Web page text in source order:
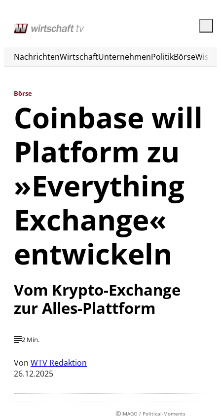
NachrichtenWirtschaftUnternehmenPolitikBörse
Börse
Coinbase will
Platform zu
»Everything
Exchange«
entwickeln
Vom Krypto-Exchange
zur Alles-Plattform
2 Min.
Von WTV Redaktion
26.12.2025
©IMAGO / Political-Moments